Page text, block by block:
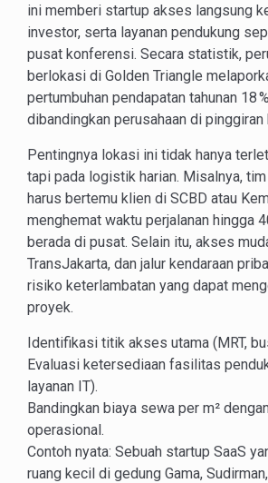
ini memberi startup akses langsung
investor, serta layanan pendukung
pusat konferensi. Secara statistik,
berlokasi di Golden Triangle
pertumbuhan pendapatan tahunan 18
dibandingkan perusahaan di pinggiran
Pentingnya lokasi ini tidak hanya
tapi pada logistik harian. Misalnya,
harus bertemu klien di SCBD atau
menghemat waktu perjalanan hingga
berada di pusat. Selain itu, akses
TransJakarta, dan jalur kendaraan
risiko keterlambatan yang dapat
proyek.
Identifikasi titik akses utama (MRT,
Evaluasi ketersediaan fasilitas
layanan IT).
Bandingkan biaya sewa per m²
operasional.
Contoh nyata: Sebuah startup SaaS
ruang kecil di gedung Gama,